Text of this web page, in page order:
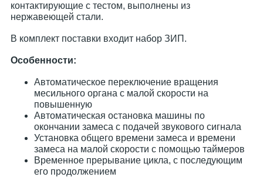
контактирующие с тестом, выполнены из
нержавеющей стали.
В комплект поставки входит набор ЗИП.
Особенности:
Автоматическое переключение вращения
месильного органа с малой скорости на
повышенную
Автоматическая остановка машины по
окончании замеса с подачей звукового сигнала
Установка общего времени замеса и времени
замеса на малой скорости с помощью таймеров
Временное прерывание цикла, с последующим
его продолжением